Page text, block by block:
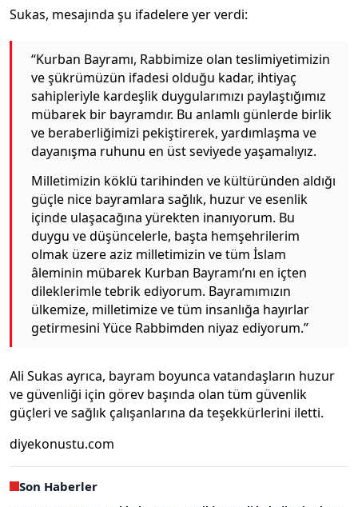
Sukas, mesajında şu ifadelere yer verdi:
“Kurban Bayramı, Rabbimize olan teslimiyetimizin
ve şükrümüzün ifadesi olduğu kadar, ihtiyaç
sahipleriyle kardeşlik duygularımızı paylaştığımız
mübarek bir bayramdır. Bu anlamlı günlerde birlik
ve beraberliğimizi pekiştirerek, yardımlaşma ve
dayanışma ruhunu en üst seviyede yaşamalıyız.
Milletimizin köklü tarihinden ve kültüründen aldığı
güçle nice bayramlara sağlık, huzur ve esenlik
içinde ulaşacağına yürekten inanıyorum. Bu
duygu ve düşüncelerle, başta hemşehrilerim
olmak üzere aziz milletimizin ve tüm İslam
âleminin mübarek Kurban Bayramı’nı en içten
dileklerimle tebrik ediyorum. Bayramımızın
ülkemize, milletimize ve tüm insanlığa hayırlar
getirmesini Yüce Rabbimden niyaz ediyorum.”
Ali Sukas ayrıca, bayram boyunca vatandaşların huzur
ve güvenliği için görev başında olan tüm güvenlik
güçleri ve sağlık çalışanlarına da teşekkürlerini iletti.
diyekonustu.com
Son Haberler